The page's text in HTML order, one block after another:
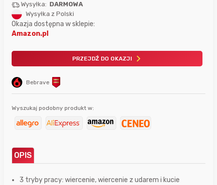
Bebrave
Wysyłka: DARMOWA
Wysyłka z Polski
Okazja dostępna w sklepie:
Amazon.pl
PRZEJDŹ DO OKAZJI
Wyszukaj podobny produkt w:
OPIS
3 tryby pracy: wiercenie, wiercenie z udarem i kucie